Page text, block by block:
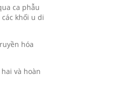
ca phẫu
khối u di
hóa
và hoàn